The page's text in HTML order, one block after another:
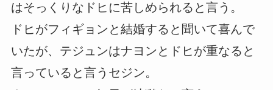
はそっくりなドヒに苦しめられると言う。
ドヒがフィギョンと結婚すると聞いて喜んで
いたが、テジュンはナヨンとドヒが重なると
言っていると言うセジン。